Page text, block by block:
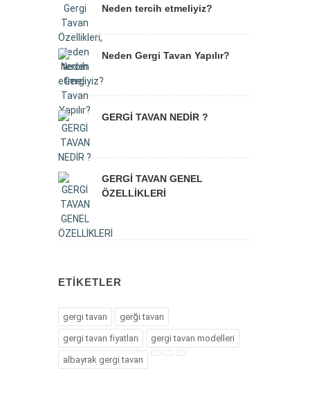
Neden tercih etmeliyiz?
Neden Gergi Tavan Yapılır?
GERGİ TAVAN NEDİR ?
GERGİ TAVAN GENEL
ÖZELLİKLERİ
ETIKETLER
gergi tavan gerği tavan
gergi tavan fiyatları gergi tavan modelleri
albayrak gergi tavan